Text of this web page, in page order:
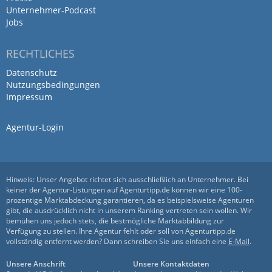
Unternehmer-Podcast
Jobs
RECHTLICHES
Datenschutz
Nutzungsbedingungen
Impressum
Agentur-Login
Hinweis: Unser Angebot richtet sich ausschließlich an Unternehmer. Bei
keiner der Agentur-Listungen auf Agenturtipp.de können wir eine 100-
prozentige Marktabdeckung garantieren, da es beispielsweise Agenturen
gibt, die ausdrücklich nicht in unserem Ranking vertreten sein wollen. Wir
bemühen uns jedoch stets, die bestmögliche Marktabbildung zur
Verfügung zu stellen. Ihre Agentur fehlt oder soll von Agenturtipp.de
vollständig entfernt werden? Dann schreiben Sie uns einfach eine E-Mail.
Unsere Anschrift
Unsere Kontaktdaten